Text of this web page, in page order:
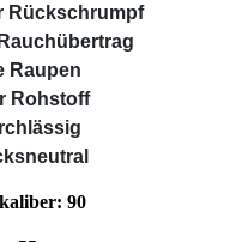
Rückschrumpf
Raupen
Rohstoff
90